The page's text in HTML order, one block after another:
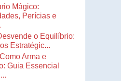
Mágico:
Perícias e
o Equilíbrio:
Estratégic...
Arma e
Guia Essencial